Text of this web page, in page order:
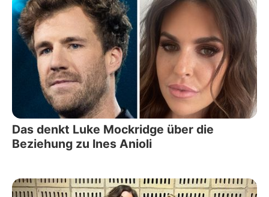
Das denkt Luke Mockridge über die
Beziehung zu Ines Anioli